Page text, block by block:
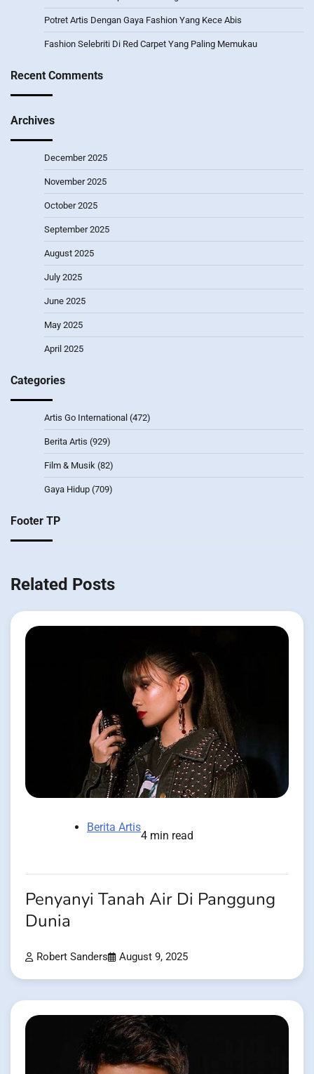
Potret Artis Dengan Gaya Fashion Yang Kece Abis
Fashion Selebriti Di Red Carpet Yang Paling Memukau
Recent Comments
Archives
December 2025
November 2025
October 2025
September 2025
August 2025
July 2025
June 2025
May 2025
April 2025
Categories
Artis Go International (472)
Berita Artis (929)
Film & Musik (82)
Gaya Hidup (709)
Footer TP
Related Posts
Berita Artis
4 min read
Penyanyi Tanah Air Di Panggung
Dunia
Robert Sanders August 9, 2025